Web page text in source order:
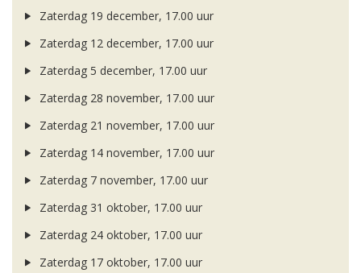
Zaterdag 19 december, 17.00 uur
Zaterdag 12 december, 17.00 uur
Zaterdag 5 december, 17.00 uur
Zaterdag 28 november, 17.00 uur
Zaterdag 21 november, 17.00 uur
Zaterdag 14 november, 17.00 uur
Zaterdag 7 november, 17.00 uur
Zaterdag 31 oktober, 17.00 uur
Zaterdag 24 oktober, 17.00 uur
Zaterdag 17 oktober, 17.00 uur